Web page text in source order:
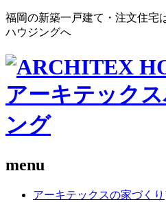
福岡の新築一戸建て・注文住宅
ハウジングへ
menu
アーキテックスの家づくり